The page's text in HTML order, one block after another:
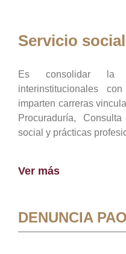
Servicio social
Es consolidar la
interinstitucionales
imparten carreras
Procuraduría,
social y prácticas
Ver más
DENUNCIA